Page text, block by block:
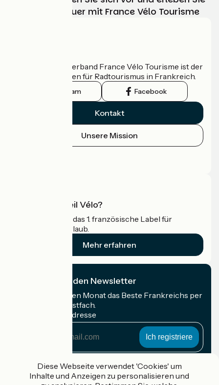
Ihr Radabenteuer mit France Vélo Tourisme
Der nationale Verband France Vélo Tourisme ist der
offizielle Leitfaden für Radtourismus in Frankreich.
Instagram Facebook
Kontakt
Unsere Mission
Was ist Accueil Vélo?
Accueil Vélo ist das 1. französische Label für
Radfahrer im Urlaub.
Mehr erfahren
Ich abonniere den Newsletter
Erhalten Sie jeden Monat das Beste Frankreichs per
Rad in Ihrem Postfach.
Meine E-Mail-Adresse
Adresse
Gefördert im Rahmen von Destination France
Diese Webseite verwendet 'Cookies' um
Inhalte und Anzeigen zu personalisieren und